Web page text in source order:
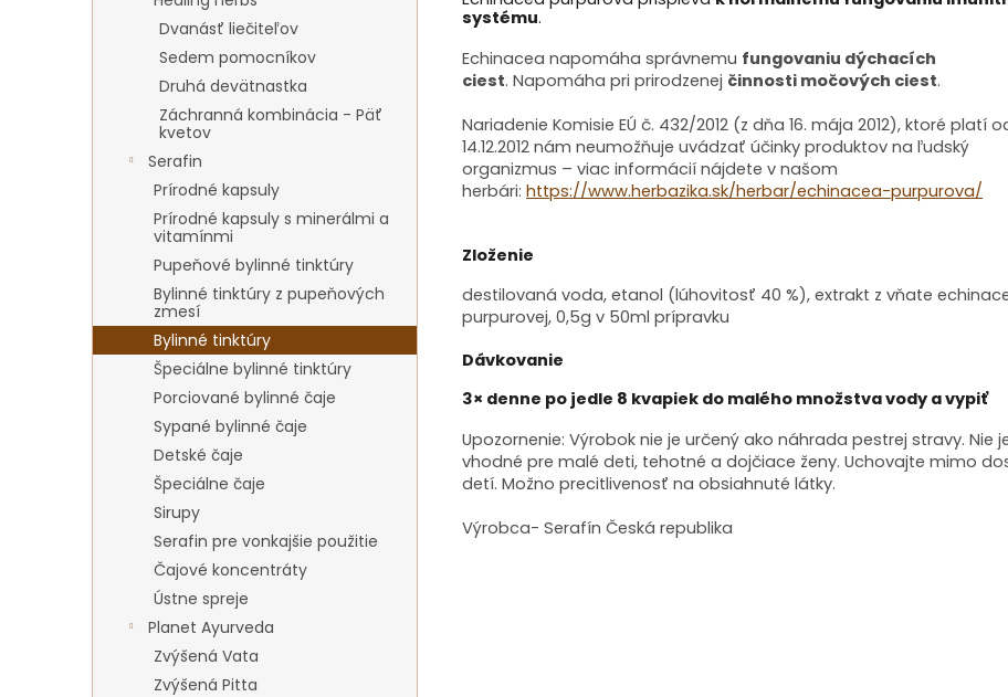
Dvanásť liečiteľov
Sedem pomocníkov
Druhá devätnastka
Záchranná kombinácia - Päť
kvetov
Serafin
Prírodné kapsuly
Prírodné kapsuly s minerálmi a
vitamínmi
Pupeňové bylinné tinktúry
Bylinné tinktúry z pupeňových
zmesí
Bylinné tinktúry
Špeciálne bylinné tinktúry
Porciované bylinné čaje
Sypané bylinné čaje
Detské čaje
Špeciálne čaje
Sirupy
Serafin pre vonkajšie použitie
Čajové koncentráty
Ústne spreje
Planet Ayurveda
Zvýšená Vata
Zvýšená Pitta
systému.
Echinacea napomáha správnemu fungovaniu dýchacích
ciest. Napomáha pri prirodzenej činnosti močových ciest.
Nariadenie Komisie EÚ č. 432/2012 (z dňa 16. mája 2012), ktoré platí
14.12.2012 nám neumožňuje uvádzať účinky produktov na ľudský
organizmus – viac informácií nájdete v našom
herbári: https://www.herbazika.sk/herbar/echinacea-purpurova/
Zloženie
destilovaná voda, etanol (lúhovitosť 40 %), extrakt z vňate
purpurovej, 0,5g v 50ml prípravku
Dávkovanie
3× denne po jedle 8 kvapiek do malého množstva vody a vypiť
Upozornenie: Výrobok nie je určený ako náhrada pestrej stravy. Nie
vhodné pre malé deti, tehotné a dojčiace ženy. Uchovajte mimo
detí. Možno precitlivenosť na obsiahnuté látky.
Výrobca- Serafín Česká republika